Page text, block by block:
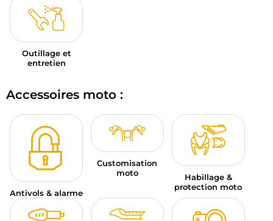
Outillage et
entretien
Accessoires moto :
Antivols & alarme
Customisation
moto
Habillage &
protection moto